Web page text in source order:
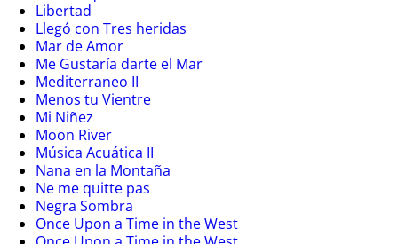
Libertad
Llegó con Tres heridas
Mar de Amor
Me Gustaría darte el Mar
Mediterraneo II
Menos tu Vientre
Mi Niñez
Moon River
Música Acuática II
Nana en la Montaña
Ne me quitte pas
Negra Sombra
Once Upon a Time in the West